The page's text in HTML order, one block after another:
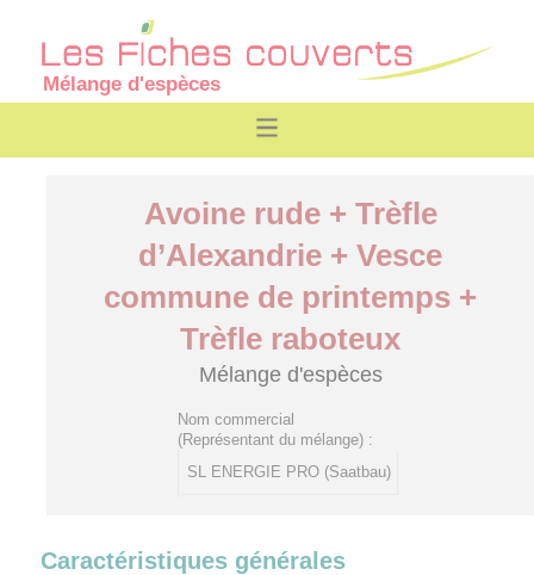
Mélange d'espèces
Avoine rude + Trèfle
d’Alexandrie + Vesce
commune de printemps +
Trèfle raboteux
Mélange d'espèces
Nom commercial
(Représentant du mélange) :
SL ENERGIE PRO (Saatbau)
Caractéristiques générales